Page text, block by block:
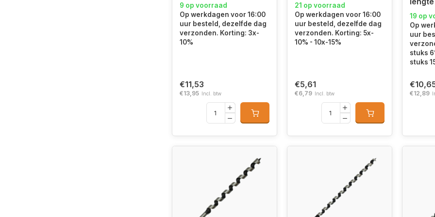
9 op voorraad
Op werkdagen voor 16:00
uur besteld, dezelfde dag
verzonden. Korting: 3x-
10%
€11,53
€13,95 Incl. btw
21 op voorraad
Op werkdagen voor 16:00
uur besteld, dezelfde dag
verzonden. Korting: 5x-
10% - 10x-15%
€5,61
€6,79 Incl. btw
19 op
Op
uur
stuks
stuks
€12,89